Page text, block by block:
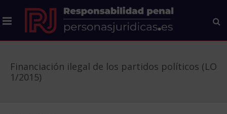
Financiación ilegal de los partidos políticos (LO
1/2015)